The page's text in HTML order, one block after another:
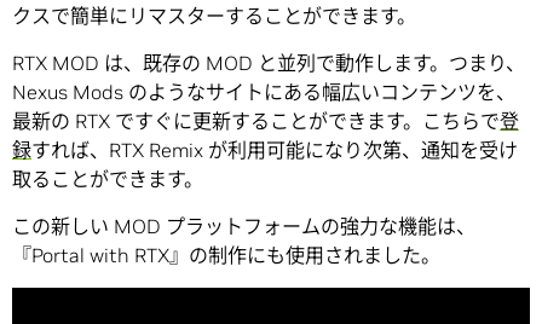
クスで簡単にリマスターすることができます。
RTX MOD は、既存の MOD と並列で動作します。つまり、
Nexus Mods のようなサイトにある幅広いコンテンツを、
最新の RTX ですぐに更新することができます。こちらで登
録すれば、RTX Remix が利用可能になり次第、通知を受け
取ることができます。
この新しい MOD プラットフォームの強力な機能は、
『Portal with RTX』の制作にも使用されました。